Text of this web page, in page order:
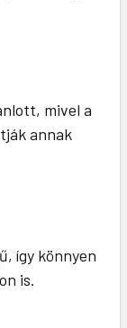
mivel a
annak
így könnyen
is.